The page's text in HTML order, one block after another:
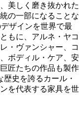
美しく磨き抜かれた
の一部になることな
ザインを世界で最
もに、アルネ・ヤコ
・ヴァンシャー、コ
ボディル・ケア、安
匠たちの作品も製作
歴史を誇るカール・
を代表する家具を世